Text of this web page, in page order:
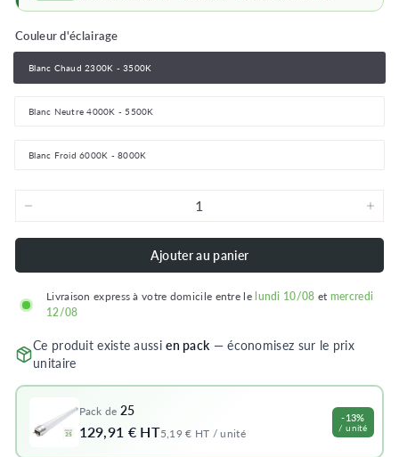
Couleur d'éclairage
Blanc Chaud 2300K - 3500K
Blanc Neutre 4000K - 5500K
Blanc Froid 6000K - 8000K
Ajouter au panier
Livraison express à votre domicile entre le lundi 10/08 et mercredi
12/08
Ce produit existe aussien pack — économisez sur le prix
unitaire
-13%
/ unité
Pack de 25
129,91 € HT5,19 € HT / unité